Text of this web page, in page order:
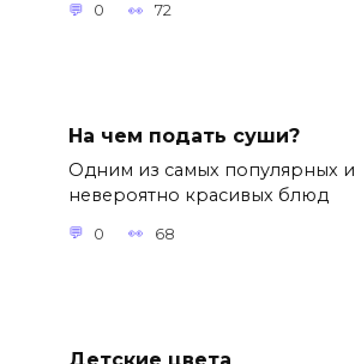
0 72
На чем подать суши?
Одним из самых популярных и
невероятно красивых блюд
0 68